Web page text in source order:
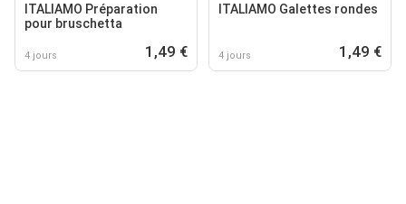
ITALIAMO Préparation
pour bruschetta
4 jours 1,49 €
ITALIAMO Galettes rondes
4 jours 1,49 €